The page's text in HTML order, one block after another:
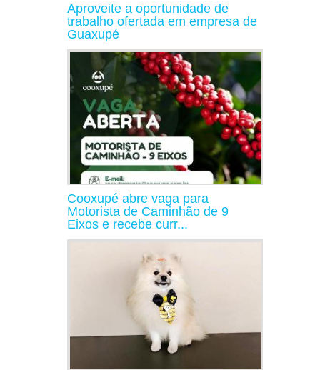
Aproveite a oportunidade de
trabalho ofertada em empresa de
Guaxupé
Cooxupé abre vaga para
Motorista de Caminhão de 9
Eixos e recebe curr...